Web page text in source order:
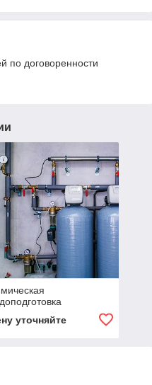
по договоренности
уточняйте